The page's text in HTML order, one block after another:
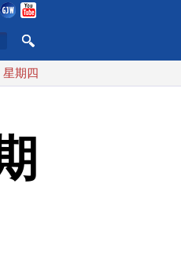
登雲豹前進圓山指揮所
星期四